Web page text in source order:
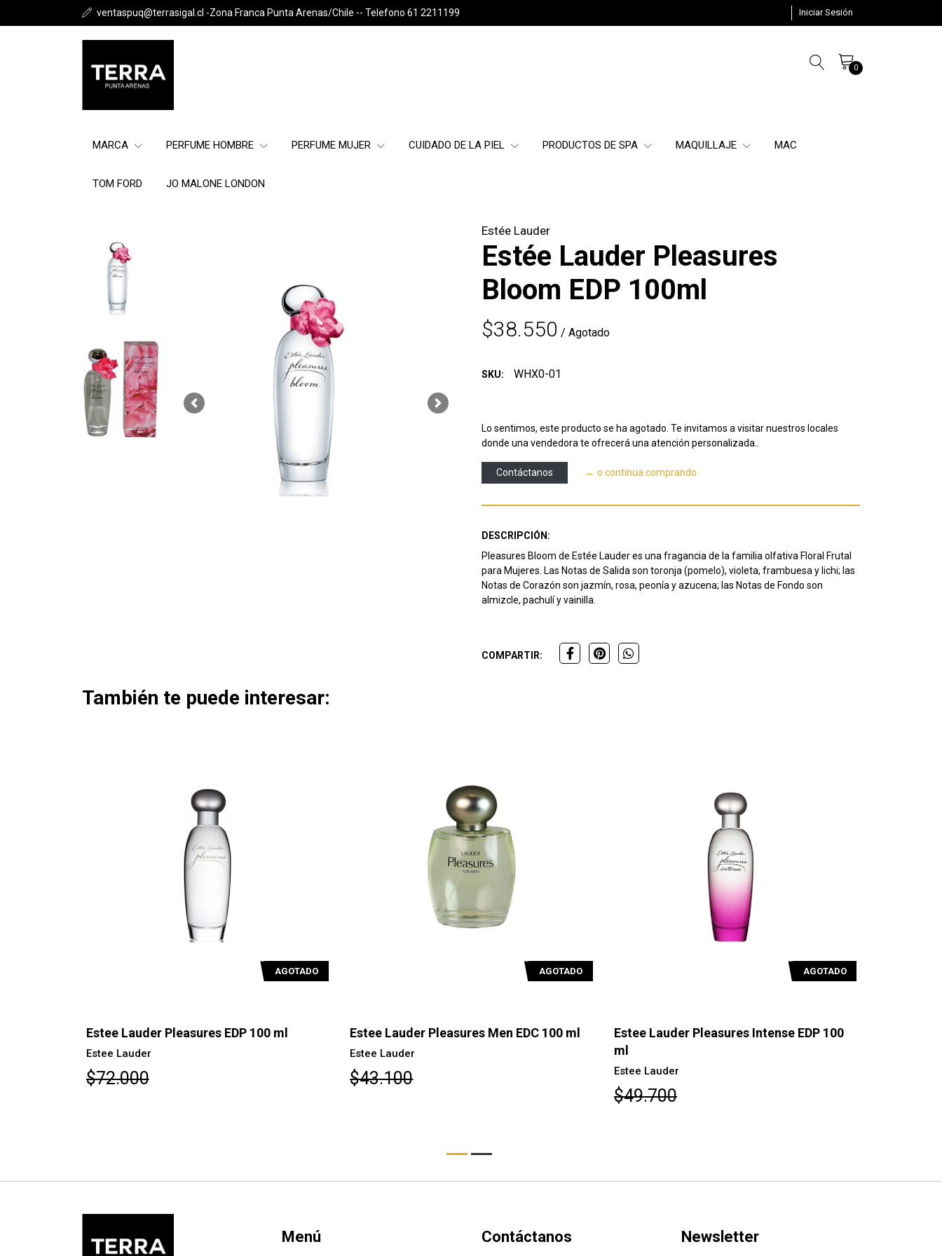
ventaspuq@terrasigal.cl -Zona Franca Punta Arenas/Chile -- Telefono 61 2211199 Iniciar Sesión
0
MARCA PERFUME HOMBRE PERFUME MUJER CUIDADO DE LA PIEL PRODUCTOS DE SPA MAQUILLAJE MAC
TOM FORD JO MALONE LONDON
Previous Next
Estée Lauder
Estée Lauder Pleasures
Bloom EDP 100ml
$38.550 / Agotado
SKU: WHX0-01
Lo sentimos, este producto se ha agotado. Te invitamos a visitar nuestros locales
donde una vendedora te ofrecerá una atención personalizada..
Contáctanos ← o continua comprando
DESCRIPCIÓN:
Pleasures Bloom de Estée Lauder es una fragancia de la familia olfativa Floral Frutal
para Mujeres. Las Notas de Salida son toronja (pomelo), violeta, frambuesa y lichi; las
Notas de Corazón son jazmín, rosa, peonía y azucena; las Notas de Fondo son
almizcle, pachulí y vainilla.
COMPARTIR:
También te puede interesar:
AGOTADO
Estee Lauder Pleasures EDP 100 ml
Estee Lauder
$72.000
AGOTADO
Estee Lauder Pleasures Men EDC 100 ml
Estee Lauder
$43.100
AGOTADO
Estee Lauder Pleasures Intense EDP 100
ml
Estee Lauder
$49.700
Menú Contáctanos Newsletter